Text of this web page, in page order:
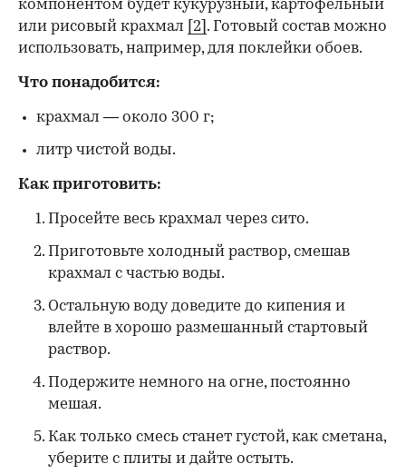
компонентом будет кукурузный, картофельный
или рисовый крахмал
[2] . Готовый состав можно
использовать, например, для поклейки обоев.
Что понадобится:
крахмал — около 300 г;
литр чистой воды.
Как приготовить:
Просейте весь крахмал через сито.
Приготовьте холодный раствор, смешав
крахмал с частью воды.
Остальную воду доведите до кипения и
влейте в хорошо размешанный стартовый
раствор.
Подержите немного на огне, постоянно
мешая.
Как только смесь станет густой, как сметана,
уберите с плиты и дайте остыть.